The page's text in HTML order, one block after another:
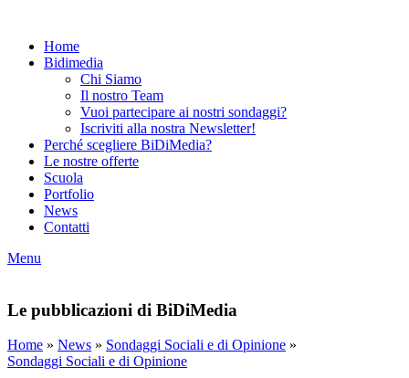
Home
Bidimedia
Chi Siamo
Il nostro Team
Vuoi partecipare ai nostri sondaggi?
Iscriviti alla nostra Newsletter!
Perché scegliere BiDiMedia?
Le nostre offerte
Scuola
Portfolio
News
Contatti
Menu
Le pubblicazioni di BiDiMedia
Home » News » Sondaggi Sociali e di Opinione »
Sondaggi Sociali e di Opinione